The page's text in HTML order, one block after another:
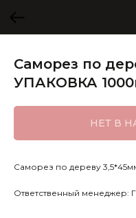
Саморез по
УПАКОВКА
НЕТ В
Саморез по дереву
Ответственный менеджер: